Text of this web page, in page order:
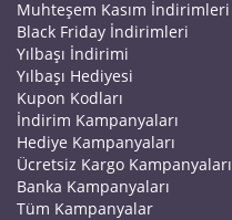
Muhteşem Kasım İndirimleri
Black Friday İndirimleri
Yılbaşı İndirimi
Yılbaşı Hediyesi
Kupon Kodları
İndirim Kampanyaları
Hediye Kampanyaları
Ücretsiz Kargo Kampanyaları
Banka Kampanyaları
Tüm Kampanyalar